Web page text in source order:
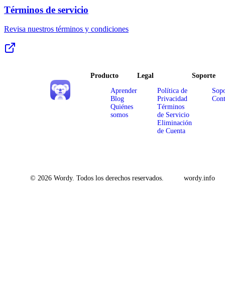
Términos de servicio
Revisa nuestros términos y condiciones
Producto
Aprender
Blog
Quiénes
somos
Legal
Política de
Privacidad
Términos
de Servicio
Eliminación
de Cuenta
Soporte
© 2026 Wordy. Todos los derechos reservados. wordy.info